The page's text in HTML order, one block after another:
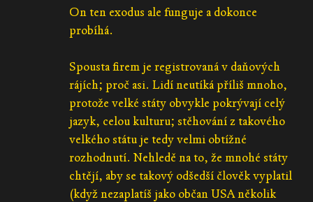
On ten exodus ale funguje a dokonce
probíhá.
Spousta firem je registrovaná v daňových
rájích; proč asi. Lidí neutíká příliš mnoho,
protože velké státy obvykle pokrývají celý
jazyk, celou kulturu; stěhování z takového
velkého státu je tedy velmi obtížné
rozhodnutí. Nehledě na to, že mnohé státy
chtějí, aby se takový odšedší člověk vyplatil
(když nezaplatíš jako občan USA několik